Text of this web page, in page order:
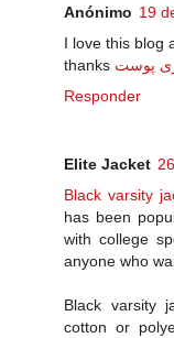
Anónimo 19
I love this blog
thanks پوست
Responder
Elite Jacket
Black varsity
has been
with college
anyone who
Black varsity
cotton or